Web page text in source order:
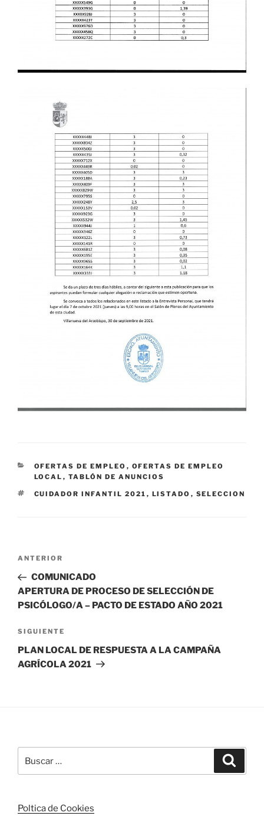
CATEGORÍAS
OFERTAS DE EMPLEO , OFERTAS DE EMPLEO
LOCAL , TABLÓN DE ANUNCIOS
ETIQUETAS
CUIDADOR INFANTIL 2021 , LISTADO , SELECCION
Navegación
entradas
Entrada
anterior:
ANTERIOR
COMUNICADO
APERTURA DE PROCESO DE SELECCIÓN DE
PSICÓLOGO/A – PACTO DE ESTADO AÑO 2021
Siguiente
entrada
SIGUIENTE
PLAN LOCAL DE RESPUESTA A LA CAMPAÑA
AGRÍCOLA 2021
por:
Poltica de Cookies